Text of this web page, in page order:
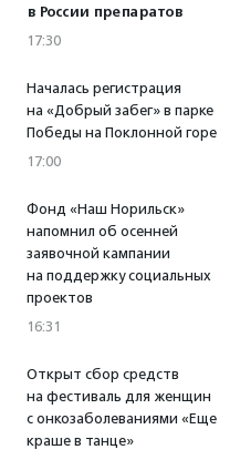
в России препаратов
17:30
Началась регистрация
на «Добрый забег» в парке
Победы на Поклонной горе
17:00
Фонд «Наш Норильск»
напомнил об осенней
заявочной кампании
на поддержку социальных
проектов
16:31
Открыт сбор средств
на фестиваль для женщин
с онкозаболеваниями «Еще
краше в танце»